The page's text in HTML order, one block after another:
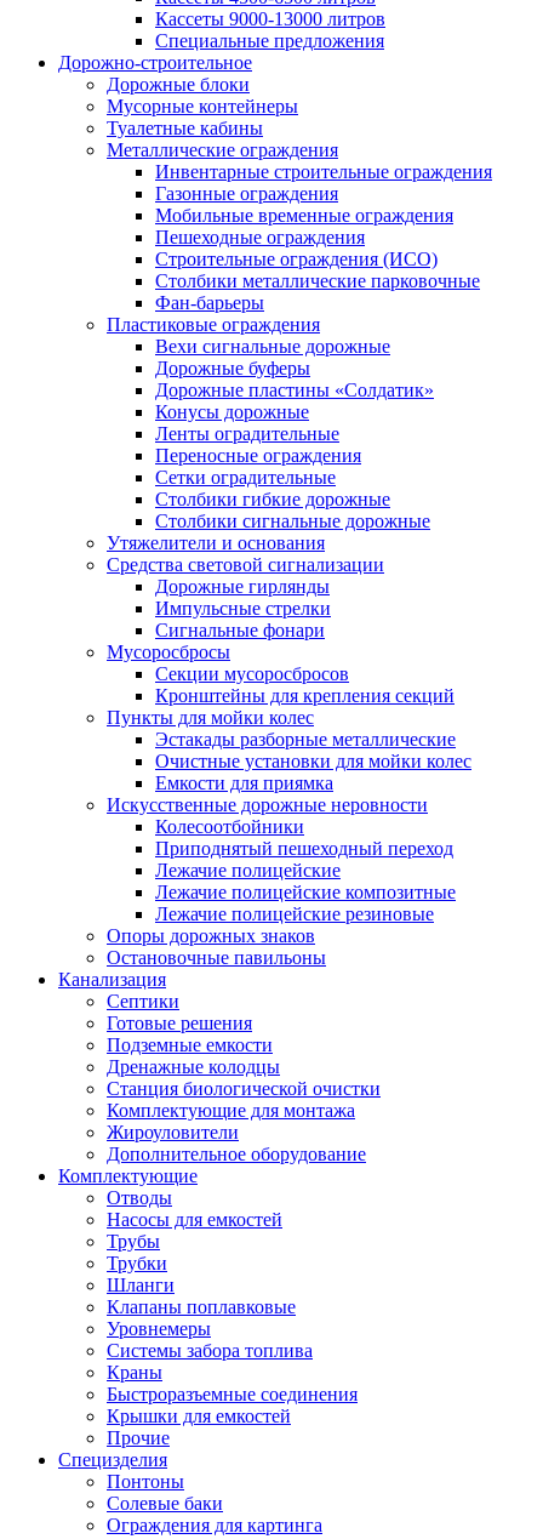
Кассеты 9000-13000 литров
Специальные предложения
Дорожно-строительное
Дорожные блоки
Мусорные контейнеры
Туалетные кабины
Металлические ограждения
Инвентарные строительные ограждения
Газонные ограждения
Мобильные временные ограждения
Пешеходные ограждения
Строительные ограждения (ИСО)
Столбики металлические парковочные
Фан-барьеры
Пластиковые ограждения
Вехи сигнальные дорожные
Дорожные буферы
Дорожные пластины «Солдатик»
Конусы дорожные
Ленты оградительные
Переносные ограждения
Сетки оградительные
Столбики гибкие дорожные
Столбики сигнальные дорожные
Утяжелители и основания
Средства световой сигнализации
Дорожные гирлянды
Импульсные стрелки
Сигнальные фонари
Мусоросбросы
Секции мусоросбросов
Кронштейны для крепления секций
Пункты для мойки колес
Эстакады разборные металлические
Очистные установки для мойки колес
Емкости для приямка
Искусственные дорожные неровности
Колесоотбойники
Приподнятый пешеходный переход
Лежачие полицейские
Лежачие полицейские композитные
Лежачие полицейские резиновые
Опоры дорожных знаков
Остановочные павильоны
Канализация
Септики
Готовые решения
Подземные емкости
Дренажные колодцы
Станция биологической очистки
Комплектующие для монтажа
Жироуловители
Дополнительное оборудование
Комплектующие
Отводы
Насосы для емкостей
Трубы
Трубки
Шланги
Клапаны поплавковые
Уровнемеры
Системы забора топлива
Краны
Быстроразъемные соединения
Крышки для емкостей
Прочие
Специзделия
Понтоны
Солевые баки
Ограждения для картинга